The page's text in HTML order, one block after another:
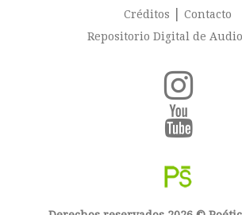
Créditos
Contacto
Repositorio Digital de Audio